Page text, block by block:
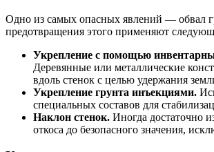
Одно из самых опасных явлений — обвал
предотвращения этого применяют
Укрепление с помощью
Деревянные или металлические
вдоль стенок с целью удержания
Укрепление грунта инъекциями.
специальных составов для
Наклон стенок. Иногда достаточно
откоса до безопасного значения,